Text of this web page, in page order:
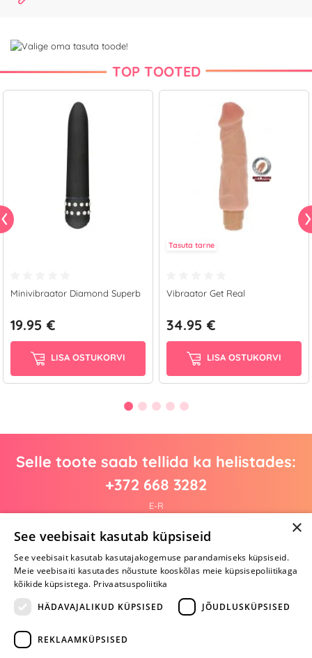
TOP TOOTED
Minivibraator Diamond Superb
19.95 €
LISA OSTUKORVI
Tasuta tarne
Vibraator Get Real
34.95 €
LISA OSTUKORVI
Selle toote saab tellida ka helistades:
+372 668 3282
E-R
Arvustusi veel pole
Ole esimene!
Kirjuta arvustus ja SAA KINGITUS!
×
See veebisait kasutab küpsiseid
See veebisait kasutab kasutajakogemuse parandamiseks küpsiseid.
Meie veebisaiti kasutades nõustute kooskõlas meie küpsisepoliitikaga
kõikide küpsistega. Privaatsuspoliitika
HÄDAVAJALIKUD KÜPSISED
JÕUDLUSKÜPSISED
REKLAAMKÜPSISED